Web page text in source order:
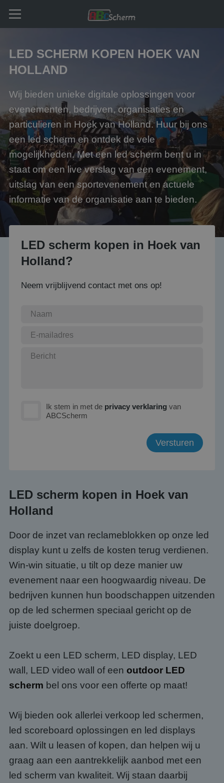
LED SCHERM KOPEN HOEK VAN
HOLLAND
Wij bieden unieke digitale oplossingen voor
evenementen, bedrijven, organisaties en
particulieren in Hoek van Holland. Huur bij ons
een led scherm en ontdek de vele
mogelijkheden. Met een led scherm bent u in
staat om een live verslag van een evenement,
uitslag van een sportevenement en actuele
informatie van de organisatie aan te bieden.
LED scherm kopen in Hoek van
Holland?
Neem vrijblijvend contact met ons op!
Ik stem in met de privacy verklaring van
ABCScherm
LED scherm kopen in Hoek van
Holland
Door de inzet van reclameblokken op onze led
display kunt u zelfs de kosten terug verdienen.
Win-win situatie, u tilt op deze manier uw
evenement naar een hoogwaardig niveau. De
bedrijven kunnen hun boodschappen uitzenden
op de led schermen speciaal gericht op de
juiste doelgroep.
Zoekt u een LED scherm, LED display, LED
wall, LED video wall of een outdoor LED
scherm bel ons voor een offerte op maat!
Wij bieden ook allerlei verkoop led schermen,
led scoreboard oplossingen en led displays
aan. Wilt u leasen of kopen, dan helpen wij u
graag aan een aantrekkelijk aanbod met een
led scherm van kwaliteit. Wij staan daarbij